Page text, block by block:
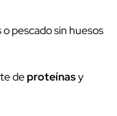
o pescado sin huesos
deproteínasy